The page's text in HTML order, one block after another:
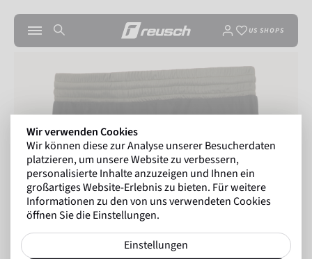
US SHOPS
Wir verwenden Cookies
Wir können diese zur Analyse unserer Besucherdaten
platzieren, um unsere Website zu verbessern,
personalisierte Inhalte anzuzeigen und Ihnen ein
großartiges Website-Erlebnis zu bieten. Für weitere
Informationen zu den von uns verwendeten Cookies
öffnen Sie die Einstellungen.
Einstellungen